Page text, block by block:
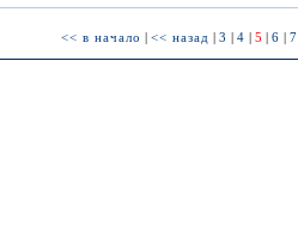
<< в начало | << назад | 3 | 4 | 5 | 6 | 7